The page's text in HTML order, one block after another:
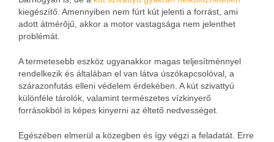
kiegészítő. Amennyiben nem fúrt kút jelenti a forrást, ami
adott átmérőjű, akkor a motor vastagsága nem jelenthet
problémát.
A termetesebb eszköz ugyanakkor magas teljesítménnyel
rendelkezik és általában el van látva úszókapcsolóval, a
szárazonfutás elleni védelem érdekében. A kút szivattyú
különféle tárolók, valamint természetes vízkinyerő
forrásokból is képes kinyerni az éltető nedvességet.
Egészében elmerül a közegben és így végzi a feladatát. Erre